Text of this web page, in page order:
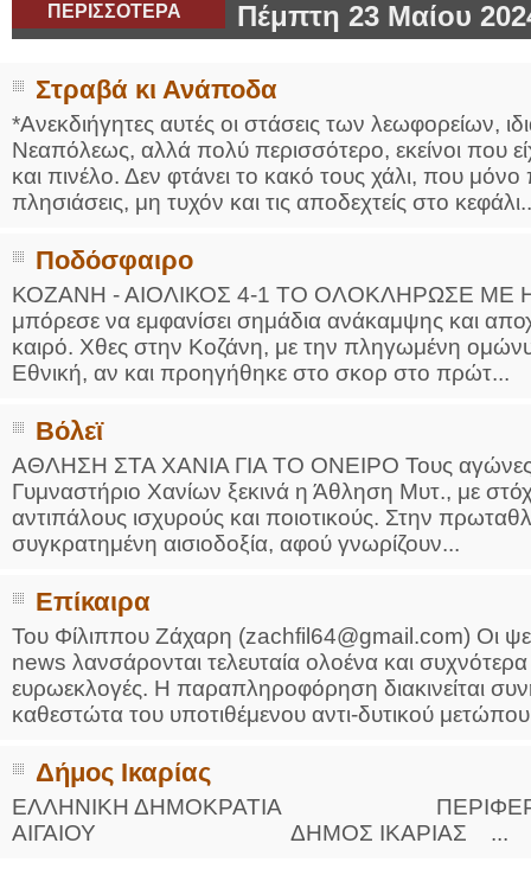
ΠΕΡΙΣΣΟΤΕΡΑ Πέμπτη 23 Μαίου
Στραβά κι Ανάποδα
*Ανεκδιήγητες αυτές οι στάσεις των λεωφορείων,
Νεαπόλεως, αλλά πολύ περισσότερο, εκείνοι που
και πινέλο. Δεν φτάνει το κακό τους χάλι, που μόνο
πλησιάσεις, μη τυχόν και τις αποδεχτείς στο
Ποδόσφαιρο
ΚΟΖΑΝΗ - ΑΙΟΛΙΚΟΣ 4-1 ΤΟ ΟΛΟΚΛΗΡΩΣΕ ΜΕ
μπόρεσε να εμφανίσει σημάδια ανάκαμψης και
καιρό. Χθες στην Κοζάνη, με την πληγωμένη
Εθνική, αν και προηγήθηκε στο σκορ στο πρώτ...
Βόλεϊ
ΑΘΛΗΣΗ ΣΤΑ ΧΑΝΙΑ ΓΙΑ ΤΟ ΟΝΕΙΡΟ Τους αγώνες
Γυμναστήριο Χανίων ξεκινά η Άθληση Μυτ., με
αντιπάλους ισχυρούς και ποιοτικούς. Στην
συγκρατημένη αισιοδοξία, αφού γνωρίζουν...
Επίκαιρα
Του Φίλιππου Ζάχαρη (zachfil64@gmail.com) Oι
news λανσάρονται τελευταία ολοένα και
ευρωεκλογές. Η παραπληροφόρηση διακινείται
καθεστώτα του υποτιθέμενου αντι-δυτικού
Δήμος Ικαρίας
ΕΛΛΗΝΙΚΗ ΔΗΜΟΚΡΑΤΙΑ
ΑΙΓΑΙΟΥ ΔΗΜΟΣ ΙΚΑΡΙΑΣ ...